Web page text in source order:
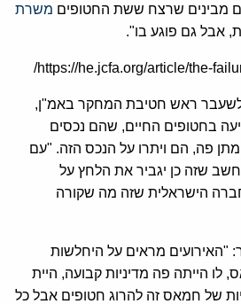
מבינים שרצח ששת החטופים משרת
אבל גם פוגע בו".
https://he.jcfa.org/article/the-
לשעבר ראש חטיבת המחקר באמ"ן,
בחטופים החיים, שהם נכסים
פה, הם ויתרו על הנכס הזה. "עם
חשב שזה כן יגביר את הלחץ על
הישראלית שזה מה שקורה
"האירועים מראים על היחלשות
הייתה פה מדיניות קבועה, היית
של חמאס זה להרוג חטופים אבל כל